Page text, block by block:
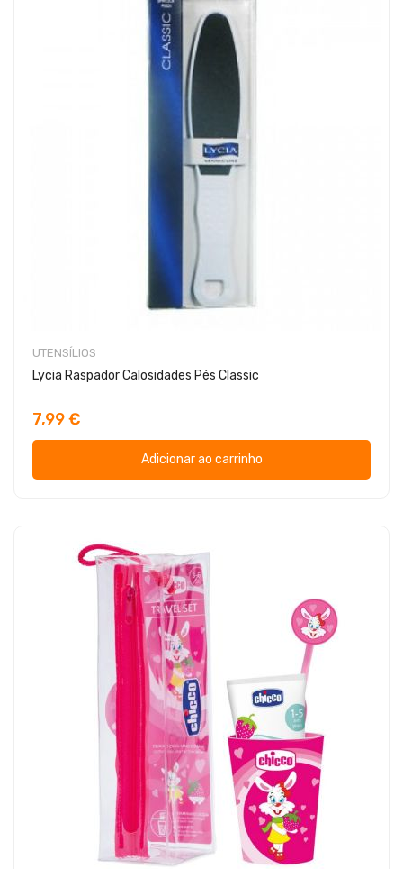
UTENSÍLIOS
Lycia Raspador Calosidades Pés Classic
7,99 €
Adicionar ao carrinho